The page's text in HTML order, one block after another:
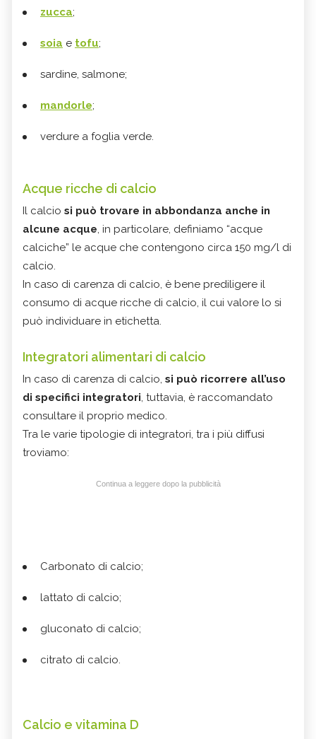
zucca;
soia e tofu;
sardine, salmone;
mandorle;
verdure a foglia verde.
Acque ricche di calcio
Il calcio si può trovare in abbondanza anche in
alcune acque, in particolare, definiamo “acque
calciche” le acque che contengono circa 150 mg/l di
calcio.
In caso di carenza di calcio, è bene prediligere il
consumo di acque ricche di calcio, il cui valore lo si
può individuare in etichetta.
Integratori alimentari di calcio
In caso di carenza di calcio, si può ricorrere all’uso
di specifici integratori, tuttavia, è raccomandato
consultare il proprio medico.
Tra le varie tipologie di integratori, tra i più diffusi
troviamo:
Continua a leggere dopo la pubblicità
Carbonato di calcio;
lattato di calcio;
gluconato di calcio;
citrato di calcio.
Calcio e vitamina D